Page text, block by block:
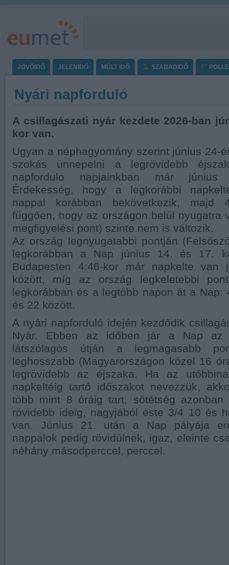
JÖVŐIDŐ JELENIDŐ MÚLT IDŐ SZABADIDŐ
Nyári napforduló
A csillagászati nyár kezdete 2026-ban
kor van.
Ugyan a néphagyomány szerint június 24-
szokás ünnepelni a legrövidebb
napforduló napjainkban már június
Érdekesség, hogy a legkorábbi
nappal korábban bekövetkezik, majd
függően, hogy az országon belül nyugatra
megfigyelési pont) szinte nem is változik.
Az ország legnyugatabbi pontján
legkorábban a Nap június 14. és 17.
Budapesten 4:46-kor már napkelte
között, míg az ország legkeletebbi
legkorábban és a legtöbb napon át a Nap:
és 22 között.
A nyári napforduló idején kezdődik
Nyár. Ebben az időben jár a Nap az
látszólagos útján a legmagasabb
leghosszabb (Magyarországon közel 16
legrövidebb az éjszaka. Ha az
napkeltéig tartó időszakot nevezzük,
több mint 8 óráig tart, sötétség azonban
rövidebb ideig, nagyjából este 3/4 10 és
van. Június 21. után a Nap pályája
nappalok pedig rövidülnek, igaz, eleinte
néhány másodperccel, perccel.